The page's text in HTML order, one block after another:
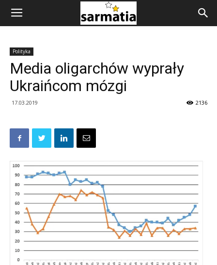
Polityka
Media oligarchów wyprały
Ukraińcom mózgi
17.03.2019 2136